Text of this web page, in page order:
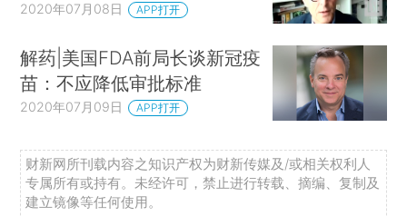
2020年07月08日 APP打开
解药|美国FDA前局长谈新冠疫
苗：不应降低审批标准
2020年07月09日 APP打开
财新网所刊载内容之知识产权为财新传媒及/或相关权利人
专属所有或持有。未经许可，禁止进行转载、摘编、复制及
建立镜像等任何使用。